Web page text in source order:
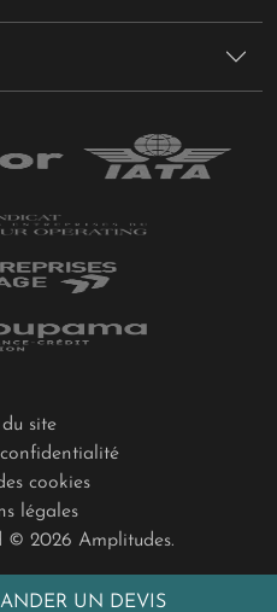
UN DEVIS
site
cookies
légales
© 2026 Amplitudes.